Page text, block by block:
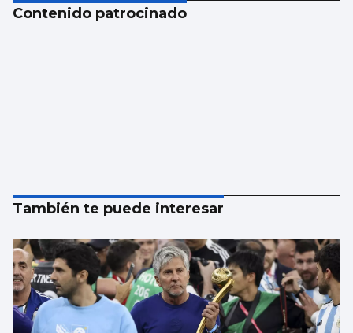
Contenido patrocinado
También te puede interesar